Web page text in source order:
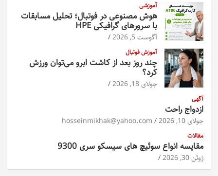
آموزشی
هوش مصنوعی در فوتبال؛ تحلیل مسابقات
با سرورهای گرافیکی HPE
آگوست 5, 2026
آموزش فوتبال
چند روز بعد از کاشت ابرو می‌توان ورزش
کرد؟
جولای 18, 2026
آگهی
ازدواج راحت
جولای 10, 2026 hosseinmikhak@yahoo.com
مقالات
مقایسه انواع سوئیچ های سیسکو سری 9300
ژوئن 30, 2026